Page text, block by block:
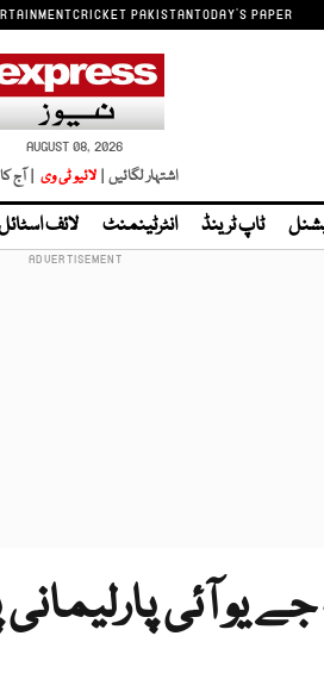
CRICKET PAKISTANTODAY'S PAPER
AUGUST 08, 2026
اشتہار لگائیں | لائیو ٹی وی | آج
ٹاپ ٹرینڈ انٹرٹینمنٹ لائف
یو آئی